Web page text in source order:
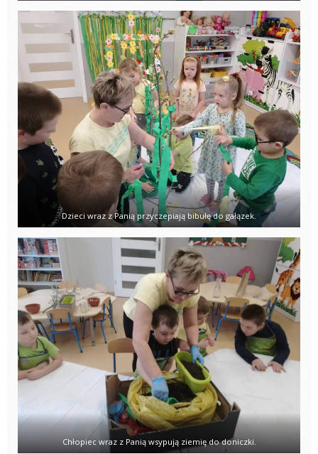
Dzieci wraz z Panią przyczepiają bibułę do gałązek.
Chłopiec wraz z Panią wsypują ziemię do doniczki.